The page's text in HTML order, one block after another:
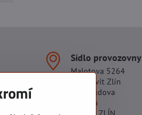
Sídlo provozovny
Malotova 5264
Areál Svit Zlín
113. budova
1. patro